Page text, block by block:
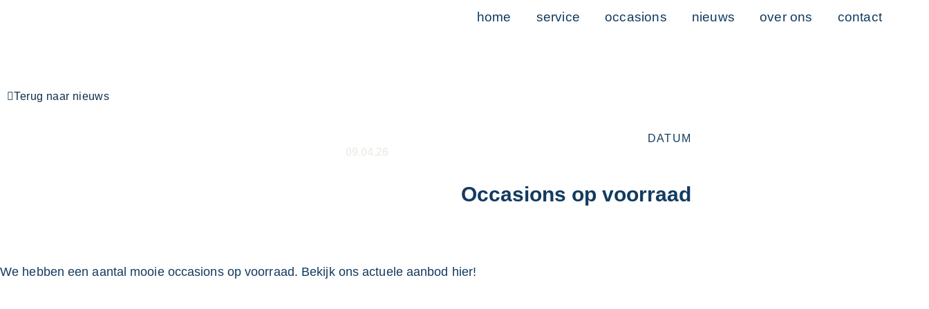
home service occasions nieuws over ons contact
Terug naar nieuws
DATUM
Occasions op voorraad
We hebben een aantal mooie occasions op voorraad. Bekijk ons actuele aanbod hier!